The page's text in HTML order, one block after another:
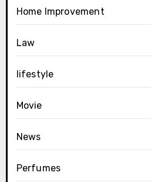
Home Improvement
Law
lifestyle
Movie
News
Perfumes